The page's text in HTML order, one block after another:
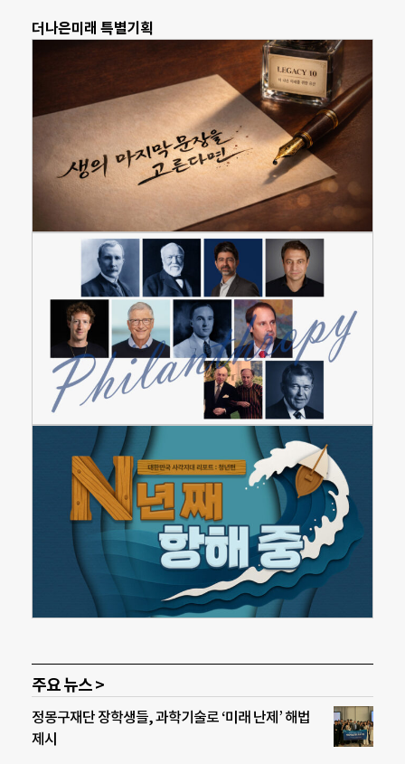
더나은미래 특별기획
주요 뉴스 >
정몽구재단 장학생들, 과학기술로 ‘미래 난제’ 해법
제시